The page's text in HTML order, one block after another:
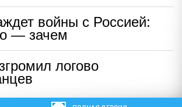
войны с Россией:
— зачем
логово